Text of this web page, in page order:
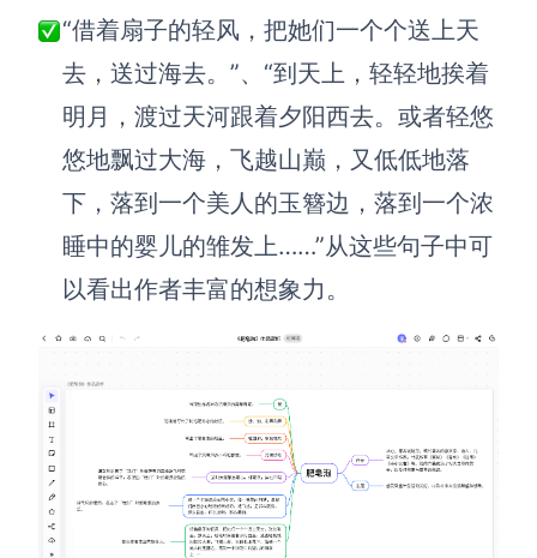
“借着扇子的轻风，把她们一个个送上天
去，送过海去。”、“到天上，轻轻地挨着
明月，渡过天河跟着夕阳西去。或者轻悠
悠地飘过大海，飞越山巅，又低低地落
下，落到一个美人的玉簪边，落到一个浓
睡中的婴儿的雏发上……”从这些句子中可
以看出作者丰富的想象力。